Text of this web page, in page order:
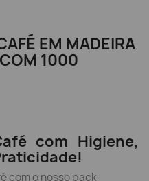
EM MADEIRA
1000
com Higiene,
com o nosso pack